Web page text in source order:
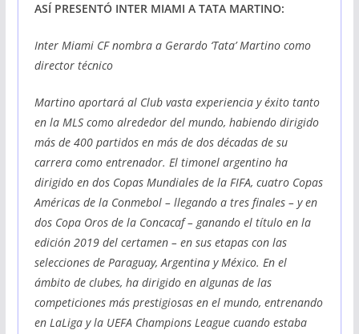
ASÍ PRESENTÓ INTER MIAMI A TATA MARTINO:
Inter Miami CF nombra a Gerardo ‘Tata’ Martino como
director técnico
Martino aportará al Club vasta experiencia y éxito tanto
en la MLS como alrededor del mundo, habiendo dirigido
más de 400 partidos en más de dos décadas de su
carrera como entrenador. El timonel argentino ha
dirigido en dos Copas Mundiales de la FIFA, cuatro Copas
Américas de la Conmebol – llegando a tres finales – y en
dos Copa Oros de la Concacaf – ganando el título en la
edición 2019 del certamen – en sus etapas con las
selecciones de Paraguay, Argentina y México. En el
ámbito de clubes, ha dirigido en algunas de las
competiciones más prestigiosas en el mundo, entrenando
en LaLiga y la UEFA Champions League cuando estaba